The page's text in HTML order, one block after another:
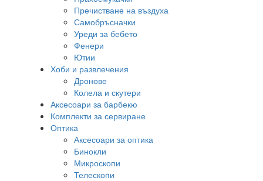
Пречистване на въздуха
Самобръсначки
Уреди за бебето
Фенери
Ютии
Хоби и развлечения
Дронове
Колела и скутери
Аксесоари за барбекю
Комплекти за сервиране
Оптика
Аксесоари за оптика
Бинокли
Микроскопи
Телескопи